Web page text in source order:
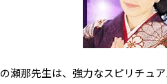
の瀬那先生は、強力なスピリチュ